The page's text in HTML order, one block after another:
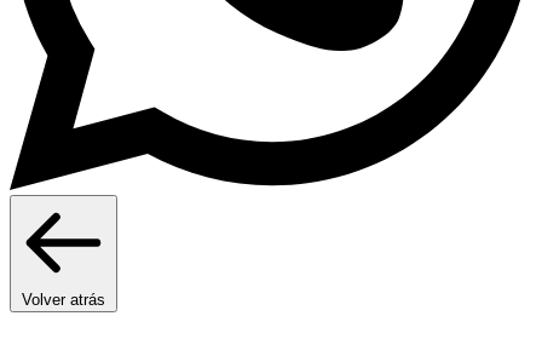
Volver atrás